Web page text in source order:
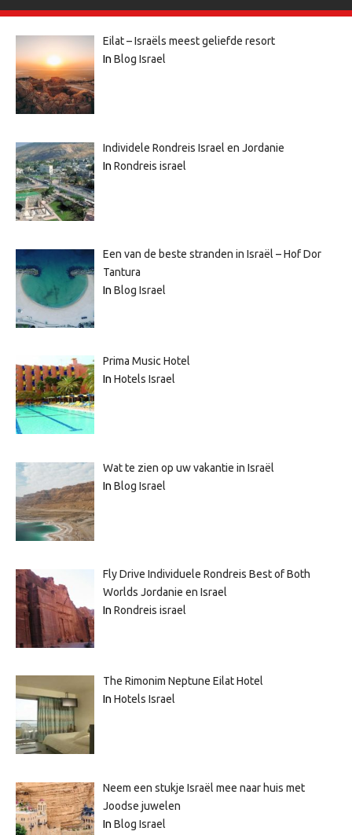
Eilat – Israëls meest geliefde resort
In Blog Israel
Individele Rondreis Israel en Jordanie
In Rondreis israel
Een van de beste stranden in Israël – Hof Dor
Tantura
In Blog Israel
Prima Music Hotel
In Hotels Israel
Wat te zien op uw vakantie in Israël
In Blog Israel
Fly Drive Individuele Rondreis Best of Both
Worlds Jordanie en Israel
In Rondreis israel
The Rimonim Neptune Eilat Hotel
In Hotels Israel
Neem een stukje Israël mee naar huis met
Joodse juwelen
In Blog Israel